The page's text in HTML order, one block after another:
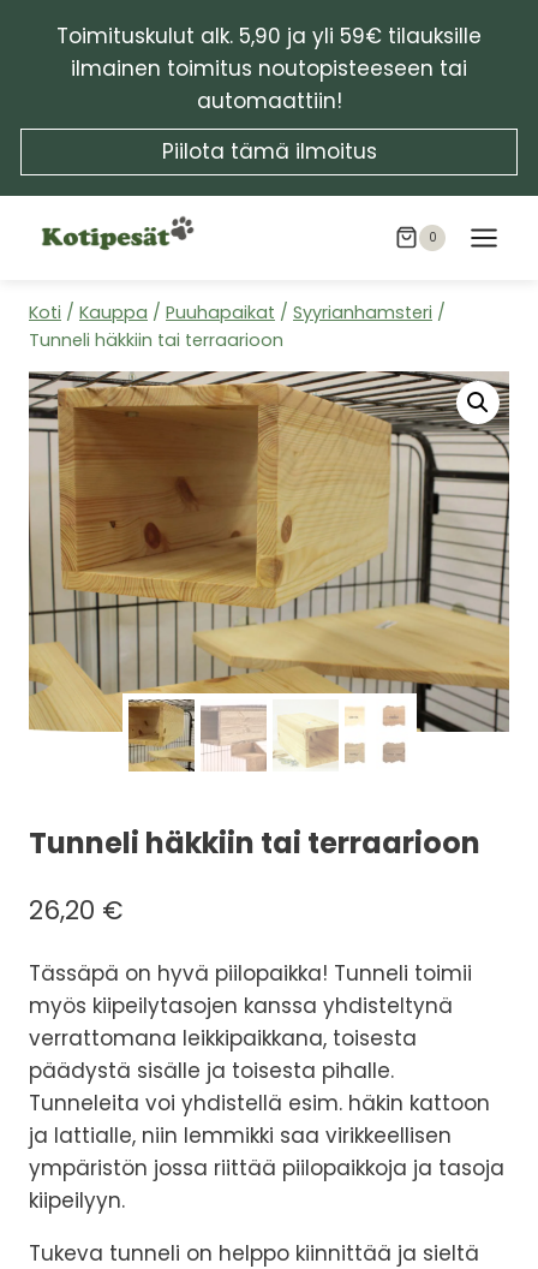
sisältöönToimituskulut alk. 5,90 ja yli 59€ tilauksille
ilmainen toimitus noutopisteeseen tai
automaattiin!
Piilota tämä ilmoitus
0
Koti / Kauppa / Puuhapaikat / Syyrianhamsteri /
Tunneli häkkiin tai terraarioon
Tunneli häkkiin tai terraarioon
26,20 €
Tässäpä on hyvä piilopaikka! Tunneli toimii
myös kiipeilytasojen kanssa yhdisteltynä
verrattomana leikkipaikkana, toisesta
päädystä sisälle ja toisesta pihalle.
Tunneleita voi yhdistellä esim. häkin kattoon
ja lattialle, niin lemmikki saa virikkeellisen
ympäristön jossa riittää piilopaikkoja ja tasoja
kiipeilyyn.
Tukeva tunneli on helppo kiinnittää ja sieltä